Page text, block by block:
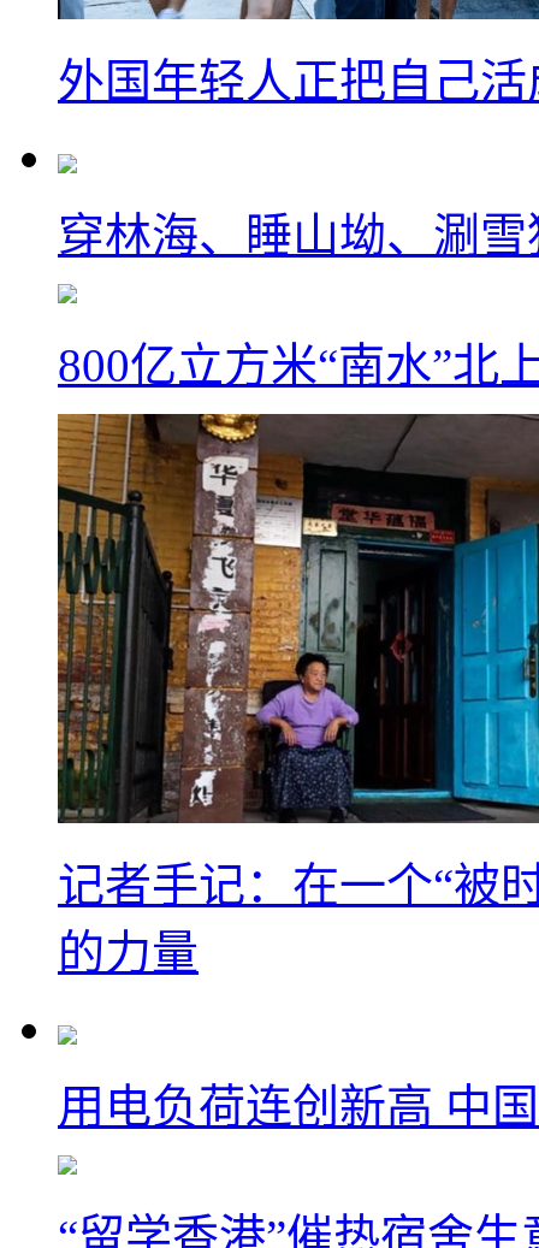
外国年轻人正把自己活
穿林海、睡山坳、涮
800亿立方米“南水”北
记者手记：在一个“被
的力量
用电负荷连创新高 中
“留学香港”催热宿舍